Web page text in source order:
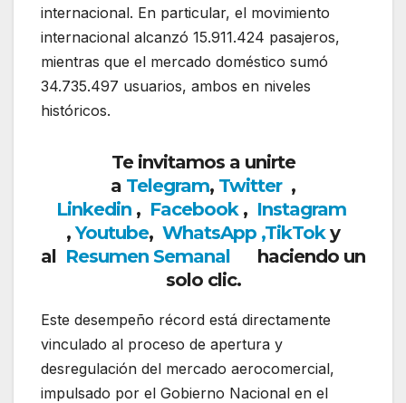
internacional. En particular, el movimiento
internacional alcanzó 15.911.424 pasajeros,
mientras que el mercado doméstico sumó
34.735.497 usuarios, ambos en niveles
históricos.
Te invitamos a unirte
a Telegram, Twitter ,
Linkedin, Facebook, Instagram
,Youtube, WhatsApp ,TikToky
al Resumen Semanal haciendo un
solo clic.
Este desempeño récord está directamente
vinculado al proceso de apertura y
desregulación del mercado aerocomercial,
impulsado por el Gobierno Nacional en el